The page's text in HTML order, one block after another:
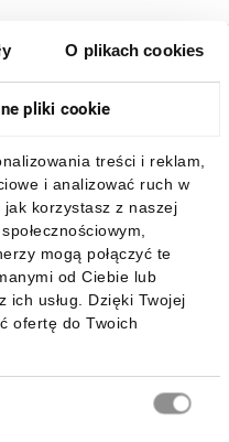
O plikach cookies
pliki cookie
treści i reklam,
i analizować ruch w
korzystasz z naszej
mogą połączyć te
od Ciebie lub
ich usług. Dzięki Twojej
ofertę do Twoich
mobilną: